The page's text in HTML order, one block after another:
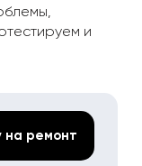
и
на ремонт